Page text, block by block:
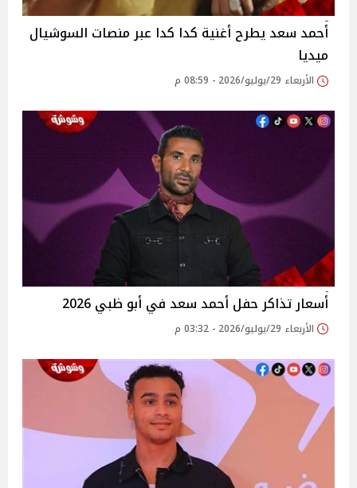
أحمد سعد يطرح أغنية كدا كدا عبر منصات السوشيال
ميديا
الأربعاء 29/يوليو/2026 - 08:59 م
أسعار تذاكر حفل أحمد سعد في أبو ظبي 2026
الأربعاء 29/يوليو/2026 - 03:32 م